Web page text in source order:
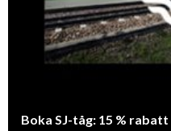
Boka SJ-tåg: 15 % rabatt